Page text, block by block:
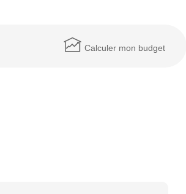
Calculer mon budget